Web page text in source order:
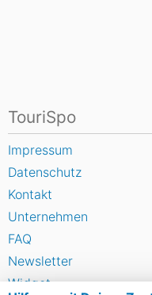
TouriSpo
Impressum
Datenschutz
Kontakt
Unternehmen
FAQ
Newsletter
Widget